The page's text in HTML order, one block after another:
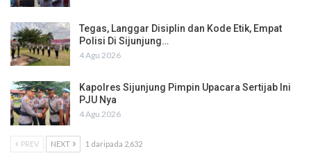
Tegas, Langgar Disiplin dan Kode Etik, Empat
Polisi Di Sijunjung…
4 Agu 2026
Kapolres Sijunjung Pimpin Upacara Sertijab Ini
PJU Nya
4 Agu 2026
PREV NEXT 1 daripada 2,632